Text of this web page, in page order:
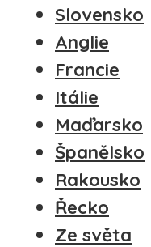
Slovensko
Anglie
Francie
Itálie
Maďarsko
Španělsko
Rakousko
Řecko
Ze světa